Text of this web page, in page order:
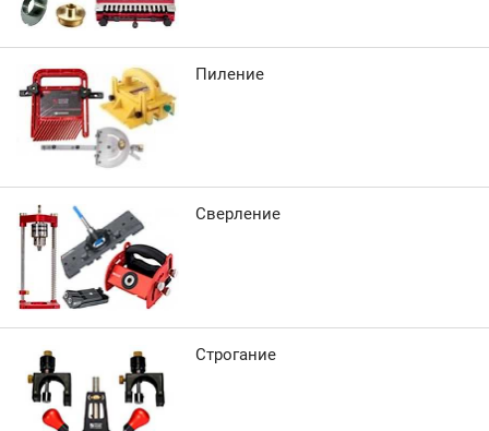
Пиление
Сверление
Строгание